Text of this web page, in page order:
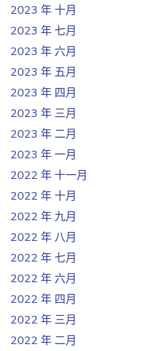
2023 年 十月
2023 年 七月
2023 年 六月
2023 年 五月
2023 年 四月
2023 年 三月
2023 年 二月
2023 年 一月
2022 年 十一月
2022 年 十月
2022 年 九月
2022 年 八月
2022 年 七月
2022 年 六月
2022 年 四月
2022 年 三月
2022 年 二月